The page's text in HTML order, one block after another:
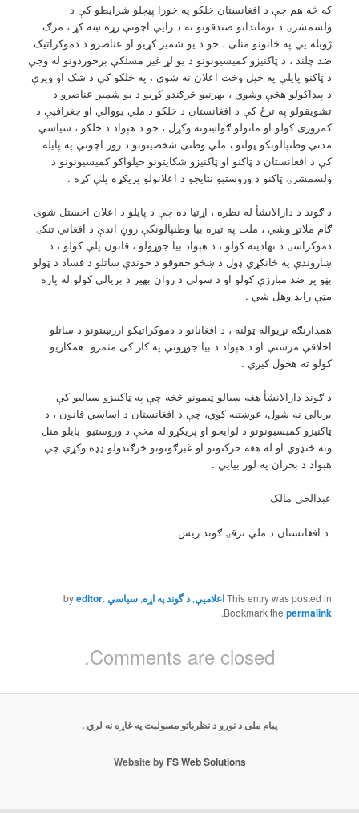
که څه هم چې د افغانستان خلکو په خورا پيچلو شرایطو کې د
ولسمشرۍ د نوماندانو صندقونو ته د رایې اچونې زړه ښه کړ ، مرګ
ژوبله یي په ځانونو منلې ، خو د یو شمیر کړیو او عناصرو د دموکراتیک
ضد چلند ، د ټاکنیزو کمیسیونونو د یو لړ غیر مسلکې برخوردونو له وجې
د ټاکنو پایلې په خپل وخت اعلان نه شوي ، په خلکو کې د شک او ویرې
د پيداکولو هڅې وشوي ، بهرنیو څرګندو کړیو د یو شمیر عناصرو د
تشویقولو په ترځ کې د افغانستان د خلکو د ملي يووالي او جغرافیې د
کمزورې کولو او ماتولو ګواښونه وکړل ، خو د هېواد د خلکو ، سیاسي
مدني وطنپالونکو ټولنو ، ملي وطنې شخصیتونو د زور اچونې په پایله
کې د افغانستان د ټاکنو او ټاکنیزو شکایتونو خپلواکو کمیسیونونو د
ولسمشرۍ ټاکنو د وروستیو نتایجو د اعلانولو پریکړه پلې کړه .
د ګوند د دارالانشأ له نظره ، اړتیا ده چې د پایلو د اعلان اخستل شوی
ګام ملاتړ وشي ، ملت په تیره بیا وطنپالونکې روڼ اندې د افغاني تنکۍ
دموکراسۍ د نهادینه کولو ، د هېواد بیا جوړولو ، قانون پلې کولو ، د
ښاروندې په ځانګړي ډول د ښځو حقوقو د خوندې ساتلو د فساد د ټولو
بڼو پر ضد مبارزې کولو او د سولي د روان بهیر د بریالې کولو له پاره
مټې رابډ وهل شي .
همدارنګه نړیواله ټولنه ، د افغانانو د دموکراتیکو ارزښتونو د ساتلو
اخلاقې مرستې او د هېواد د بیا جوړونې په کار کې مثمرو همکاریو
کولو ته هڅول کیږي .
د ګوند دارالانشأ هغه سیالو ټيمونو څخه چې په ټاکنیزو سیالیو کې
بریالي نه شول، غوښتنه کوي، چې د افغانستان د اساسي قانون ، د
ټاکنیزو کمیسیونونو د لوایحو او پریکړو له مخې د وروستیو پایلو منل
ونه ځنډوي او له هغه حرکتونو او غبرګونونو څرګندولو ډډه وکړي چې
هېواد د بحران په لور بیایي .
عبدالحی مالک
د افغانستان د ملي ترقۍ ګوند ریس
This entry was posted inاعلاميې,د گوند په اړه,
‎سیاسي editor.
Bookmark the permalink
.
Comments are closed.
پیام ملی د نورو د نظریاتو مسولیت په غاړه نه لري .
Website by FS Web Solutions